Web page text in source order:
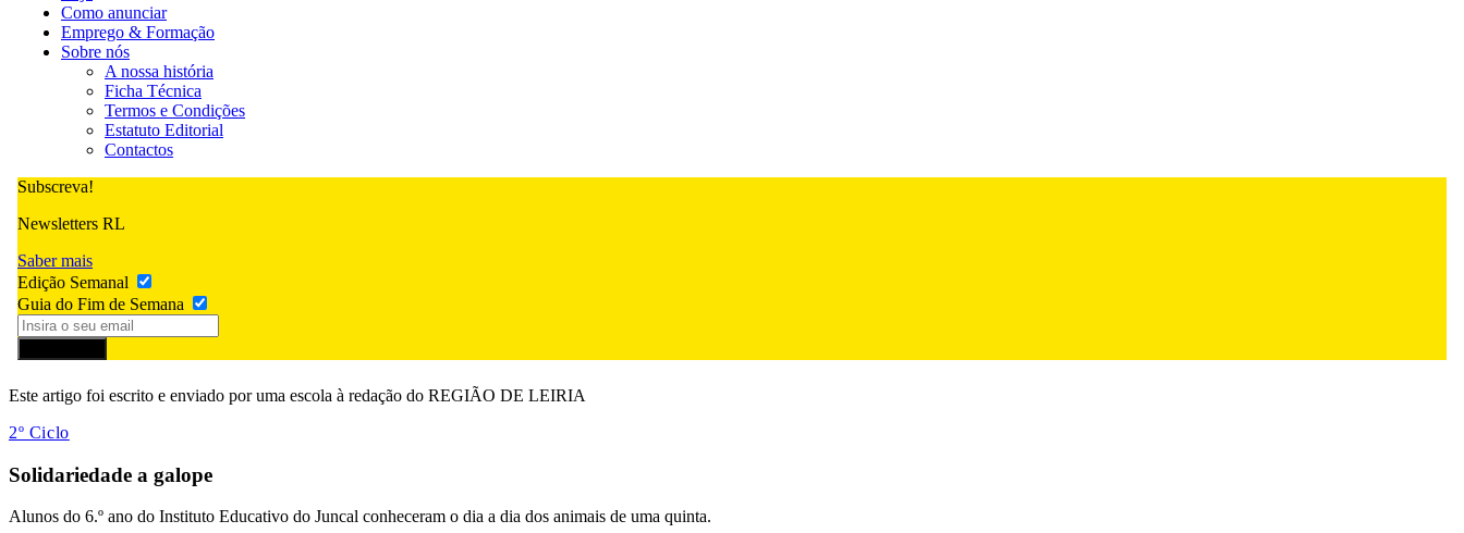
Como anunciar
Emprego & Formação
Sobre nós
A nossa história
Ficha Técnica
Termos e Condições
Estatuto Editorial
Contactos
Subscreva!
Newsletters RL
Saber mais
Edição Semanal
Guia do Fim de Semana
Este artigo foi escrito e enviado por uma escola à redação do REGIÃO DE LEIRIA
2º Ciclo
Solidariedade a galope
Alunos do 6.º ano do Instituto Educativo do Juncal conheceram o dia a dia dos animais de uma quinta.